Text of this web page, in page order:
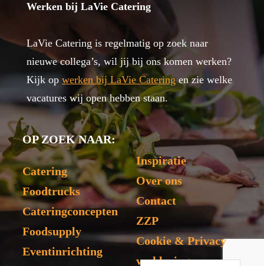
Werken bij LaVie Catering
LaVie Catering is regelmatig op zoek naar
nieuwe collega’s, wil jij bij ons komen werken?
Kijk op werken bij LaVie Cateringen zie welke
vacatures wij open hebben staan.
OP ZOEK NAAR:
Catering
Foodtrucks
Cateringconcepten
Foodsupply
Eventinrichting
Inspiratie
Over ons
Contact
ZZP
Cookie & Privacy
verklaring